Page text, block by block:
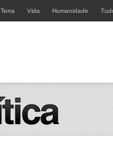
Terra Vida Humanidade